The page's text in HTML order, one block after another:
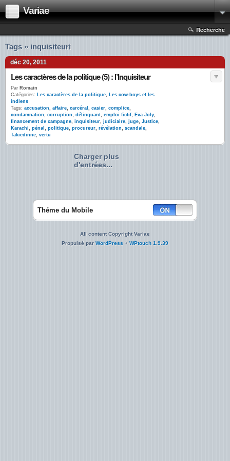
Variae
Recherche
Tags » inquisiteuri
déc 20, 2011
Les caractères de la politique (5) : l’Inquisiteur
Par Romain
Catégories: Les caractères de la politique, Les cow-boys et les
indiens
Tags: accusation, affaire, carcéral , casier, complice,
condamnation, corruption, délinquant, emploi fictif, Eva Joly,
financement de campagne, inquisiteur, judiciaire, juge, Justice,
Karachi, pénal , politique, procureur, révélation, scandale,
Takiedinne, vertu
Charger plus
d'entrées...
Théme du Mobile
All content Copyright Variae
Propulsé parWordPress + WPtouch 1.9.39